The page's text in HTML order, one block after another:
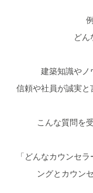
どん
建築知識やノ
信頼や社員が誠実と
こんな質問を
「どんなカウンセ
ングとカウン